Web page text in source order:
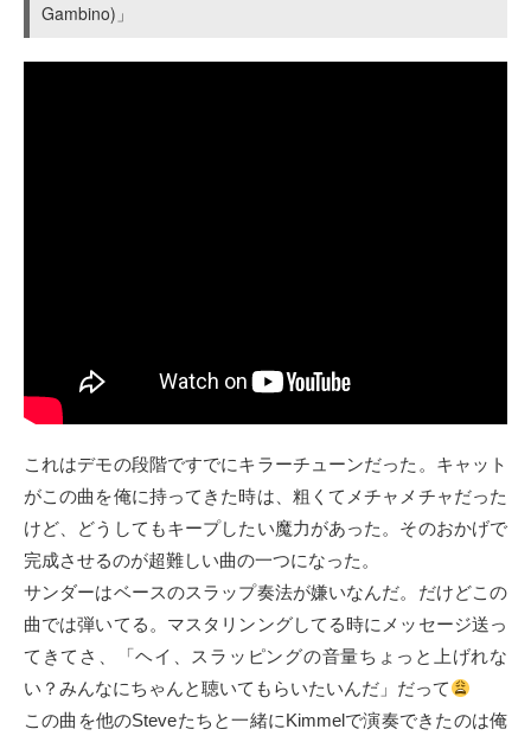
Gambino)」
これはデモの段階ですでにキラーチューンだった。キャット
がこの曲を俺に持ってきた時は、粗くてメチャメチャだった
けど、どうしてもキープしたい魔力があった。そのおかげで
完成させるのが超難しい曲の一つになった。
サンダーはベースのスラップ奏法が嫌いなんだ。だけどこの
曲では弾いてる。マスタリンングしてる時にメッセージ送っ
てきてさ、「ヘイ、スラッピングの音量ちょっと上げれな
い？みんなにちゃんと聴いてもらいたいんだ」だって
この曲を他のSteveたちと一緒にKimmelで演奏できたのは俺